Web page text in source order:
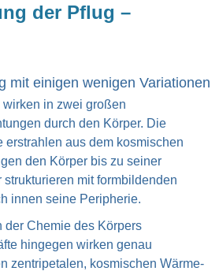
der Pflug –
mit einigen wenigen Variationen
in zwei großen
durch den Körper. Die
erstrahlen aus dem kosmischen
den Körper bis zu seiner
mit formbildenden
innen seine Peripherie.
der Chemie des Körpers
hingegen wirken genau
zentripetalen, kosmischen Wärme-